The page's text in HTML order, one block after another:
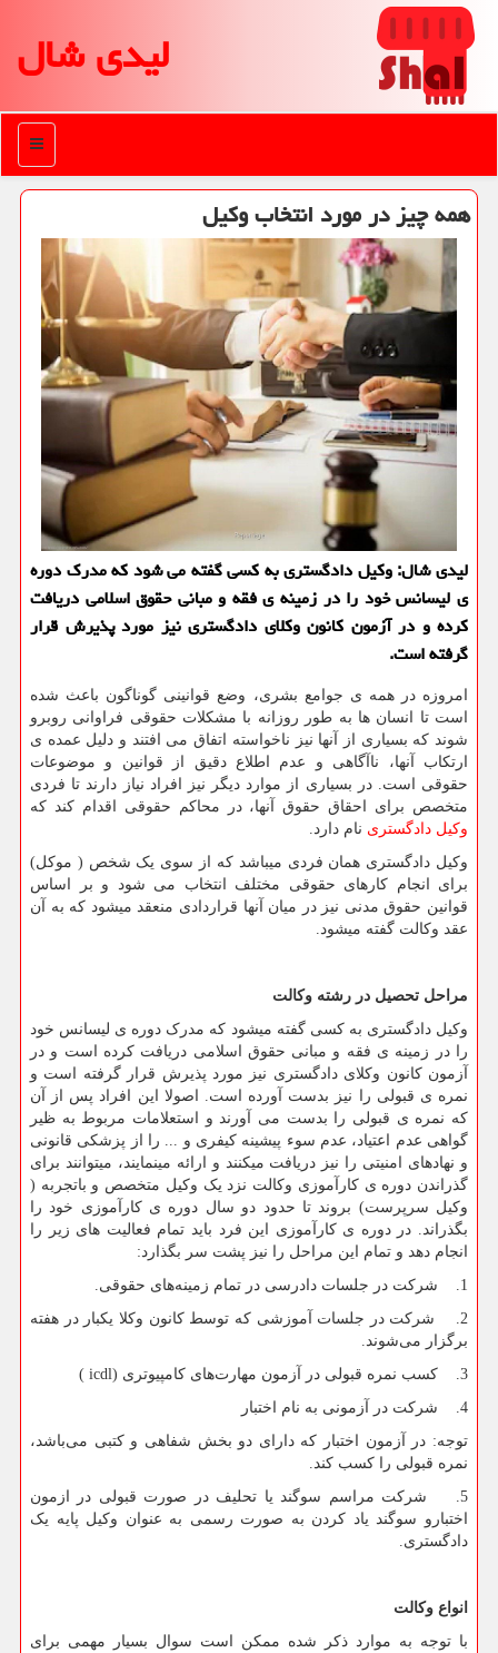
لیدی شال
منو
همه چیز در مورد انتخاب وكیل
لیدی شال: وكیل دادگستری به كسی گفته می شود كه مدرك دوره
ی لیسانس خود را در زمینه ی فقه و مبانی حقوق اسلامی دریافت
كرده و در آزمون كانون وكلای دادگستری نیز مورد پذیرش قرار
گرفته است.
امروزه در همه ی جوامع بشری، وضع قوانینی گوناگون باعث شده
است تا انسان ها به طور روزانه با مشکلات حقوقی فراوانی روبرو
شوند که بسیاری از آنها نیز ناخواسته اتفاق می افتند و دلیل عمده ی
ارتکاب آنها، ناآگاهی و عدم اطلاع دقیق از قوانین و موضوعات
حقوقی است. در بسیاری از موارد دیگر نیز افراد نیاز دارند تا فردی
متخصص برای احقاق حقوق آنها، در محاکم حقوقی اقدام کند که
وکیل دادگستری نام دارد.
وکیل دادگستری همان فردی میباشد که از سوی یک شخص ( موکل)
برای انجام کارهای حقوقی مختلف انتخاب می شود و بر اساس
قوانین حقوق مدنی نیز در میان آنها قراردادی منعقد میشود که به آن
عقد وکالت گفته میشود.
مراحل تحصیل در رشته وکالت
وکیل دادگستری به کسی گفته میشود که مدرک دوره ی لیسانس خود
را در زمینه ی فقه و مبانی حقوق اسلامی دریافت کرده است و در
آزمون کانون وکلای دادگستری نیز مورد پذیرش قرار گرفته است و
نمره ی قبولی را نیز بدست آورده است. اصولا این افراد پس از آن
که نمره ی قبولی را بدست می آورند و استعلامات مربوط به ظیر
گواهی عدم اعتیاد، عدم سوء پیشینه کیفری و ... را از پزشکی قانونی
و نهاد‌های امنیتی را نیز دریافت میکنند و ارائه مینمایند، میتوانند برای
گذراندن دوره ی کارآموزی وکالت نزد یک وکیل متخصص و باتجربه (
وکیل سرپرست) بروند تا حدود دو سال دوره ی کارآموزی خود را
بگذراند. در دوره ی کارآموزی این فرد باید تمام فعالیت های زیر را
انجام دهد و تمام این مراحل را نیز پشت سر بگذارد:
1. شرکت در جلسات دادرسی در تمام زمینه‌های حقوقی.
2. شرکت در جلسات آموزشی که توسط کانون وکلا یکبار در هفته
برگزار می‌شوند.
3. کسب نمره قبولی در آزمون مهارت‌های کامپیوتری (
icdl
)
4. شرکت در آزمونی به نام اختبار
توجه: در آزمون اختبار که دارای دو بخش شفاهی و کتبی می‌باشد،
نمره قبولی را کسب کند.
5. شرکت مراسم سوگند یا تحلیف در صورت قبولی در ازمون
اختبارو سوگند یاد کردن به صورت رسمی به عنوان وکیل پایه یک
دادگستری.
انواع وکالت
با توجه به موارد ذکر شده ممکن است سوال بسیار مهمی برای